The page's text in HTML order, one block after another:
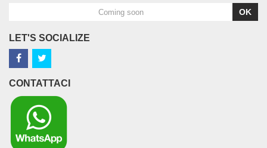
OK
LET'S SOCIALIZE
CONTATTACI